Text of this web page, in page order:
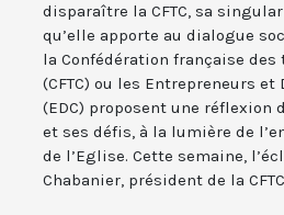
disparaître la CFTC, sa
qu’elle apporte au dialogue
la Confédération française
(CFTC) ou les Entrepreneurs
(EDC) proposent une réflexion
et ses défis, à la lumière de
de l’Eglise. Cette semaine,
Chabanier, président de la